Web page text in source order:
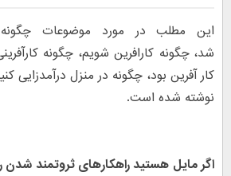
این مطلب در مورد موضوعات چگونه
شد، چگونه کارافرین شویم، چگونه
کار آفرین بود، چگونه در منزل درآمدزایی
نوشته شده است.
اگر مایل هستید راهکارهای ثروتمند